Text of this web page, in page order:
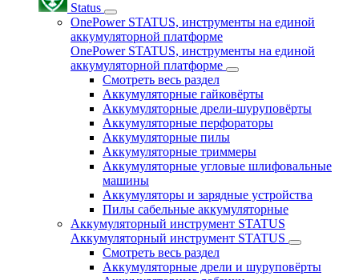
Status
OnePower STATUS, инструменты на единой
аккумуляторной платформе
OnePower STATUS, инструменты на единой
аккумуляторной платформе
Смотреть весь раздел
Аккумуляторные гайковёрты
Аккумуляторные дрели-шуруповёрты
Аккумуляторные перфораторы
Аккумуляторные пилы
Аккумуляторные триммеры
Аккумуляторные угловые шлифовальные
машины
Аккумуляторы и зарядные устройства
Пилы сабельные аккумуляторные
Аккумуляторный инструмент STATUS
Аккумуляторный инструмент STATUS
Смотреть весь раздел
Аккумуляторные дрели и шуруповёрты